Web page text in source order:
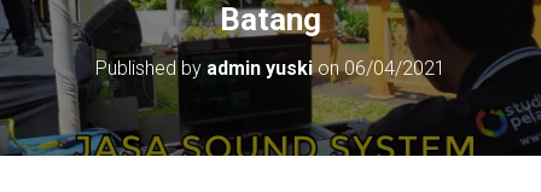
Batang
Published by admin yuskion06/04/2021